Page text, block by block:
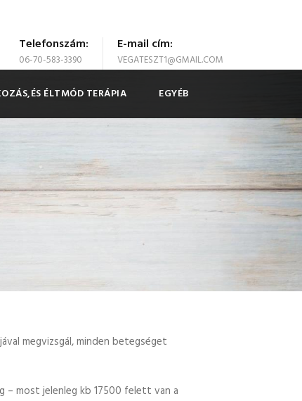
Telefonszám:
06-70-583-3390
E-mail cím:
VEGATESZT1@GMAIL.COM
ÉLTMÓD TERÁPIA EGYÉB
megvizsgál, minden betegséget
– most jelenleg kb 17500 felett van a